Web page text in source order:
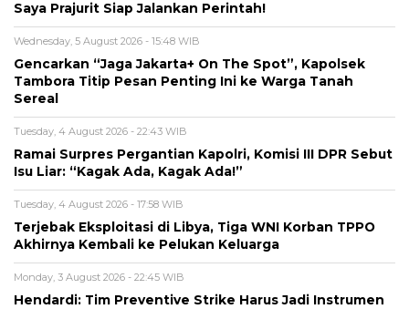
Saya Prajurit Siap Jalankan Perintah!
Wednesday, 5 August 2026 - 15:48 WIB
Gencarkan “Jaga Jakarta+ On The Spot”, Kapolsek
Tambora Titip Pesan Penting Ini ke Warga Tanah
Sereal
Tuesday, 4 August 2026 - 22:43 WIB
Ramai Surpres Pergantian Kapolri, Komisi III DPR Sebut
Isu Liar: “Kagak Ada, Kagak Ada!”
Tuesday, 4 August 2026 - 17:58 WIB
Terjebak Eksploitasi di Libya, Tiga WNI Korban TPPO
Akhirnya Kembali ke Pelukan Keluarga
Monday, 3 August 2026 - 22:45 WIB
Hendardi: Tim Preventive Strike Harus Jadi Instrumen